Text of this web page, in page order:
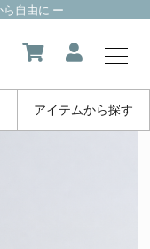
自由に ー
アイテムから探す